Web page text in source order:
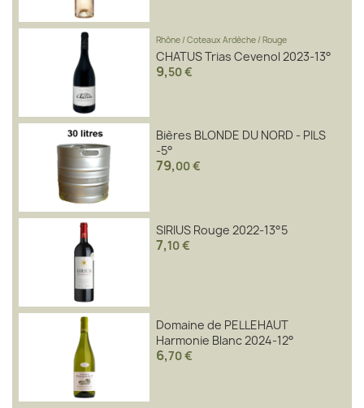
Rhône/Coteaux Ardèche/Rouge
CHATUS Trias Cevenol 2023-13°
9,50 €
Bières BLONDE DU NORD - PILS
-5°
79,00 €
SIRIUS Rouge 2022-13°5
7,10 €
Domaine de PELLEHAUT
Harmonie Blanc 2024-12°
6,70 €